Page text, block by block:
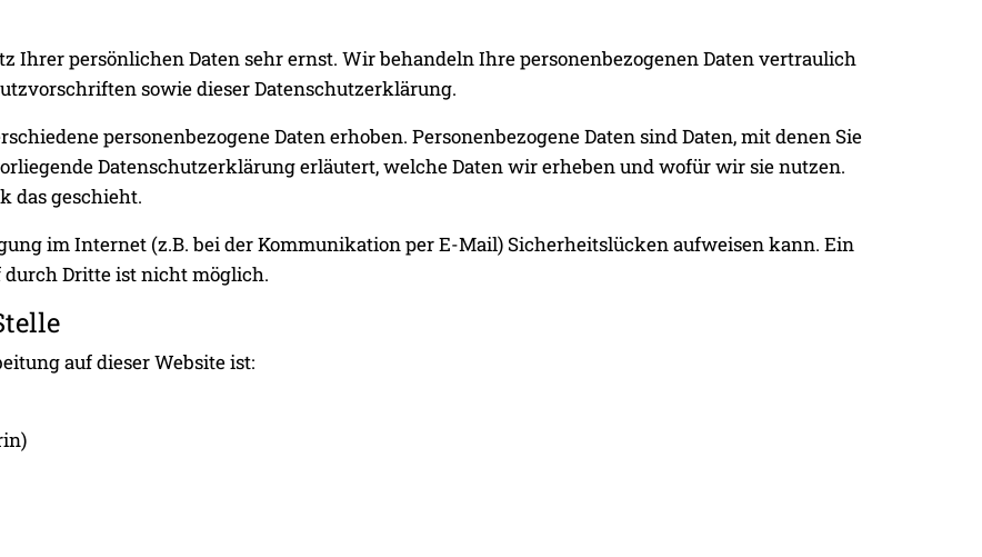
Ihrer persönlichen Daten sehr ernst. Wir behandeln Ihre personenbezogenen Daten vertraulich
sowie dieser Datenschutzerklärung.
personenbezogene Daten erhoben. Personenbezogene Daten sind Daten, mit denen Sie
Datenschutzerklärung erläutert, welche Daten wir erheben und wofür wir sie nutzen.
das geschieht.
im Internet (z.B. bei der Kommunikation per E-Mail) Sicherheitslücken aufweisen kann. Ein
Dritte ist nicht möglich.
auf dieser Website ist: